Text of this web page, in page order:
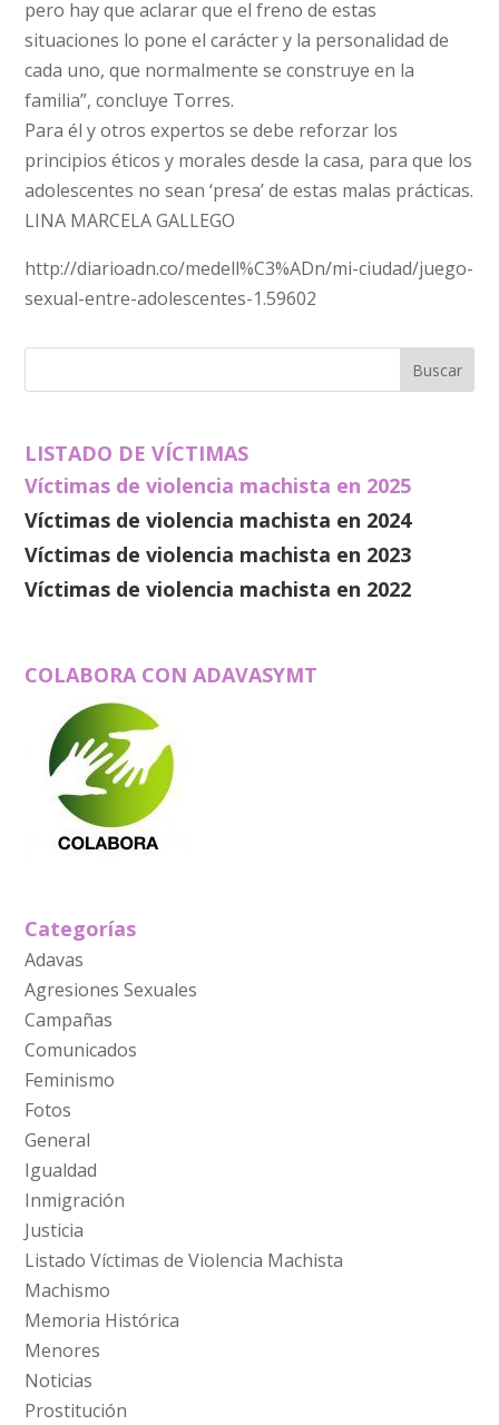
pero hay que aclarar que el freno de estas
situaciones lo pone el carácter y la personalidad de
cada uno, que normalmente se construye en la
familia”, concluye Torres.
Para él y otros expertos se debe reforzar los
principios éticos y morales desde la casa, para que los
adolescentes no sean ‘presa’ de estas malas prácticas.
LINA MARCELA GALLEGO
http://diarioadn.co/medell%C3%ADn/mi-ciudad/juego-
sexual-entre-adolescentes-1.59602
LISTADO DE VÍCTIMAS
Víctimas de violencia machista en 2025
Víctimas de violencia machista en 2024
Víctimas de violencia machista en 2023
Víctimas de violencia machista en 2022
COLABORA CON ADAVASYMT
Categorías
Adavas
Agresiones Sexuales
Campañas
Comunicados
Feminismo
Fotos
General
Igualdad
Inmigración
Justicia
Listado Víctimas de Violencia Machista
Machismo
Memoria Histórica
Menores
Noticias
Prostitución